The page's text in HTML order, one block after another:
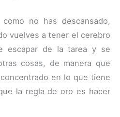
no has descansado,
vuelves a tener el cerebro
escapar de la tarea y se
cosas, de manera que
en lo que tiene
la regla de oro es hacer